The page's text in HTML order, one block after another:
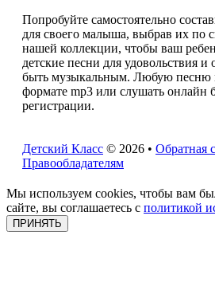
Попробуйте самостоятельно
для своего малыша, выбрав их по
нашей коллекции, чтобы ваш
детские песни для удовольствия
быть музыкальным. Любую песню
формате mp3 или слушать онлайн
регистрации.
Детский Класс © 2026 • Обратная
Правообладателям
Мы используем cookies, чтобы вам
сайте, вы соглашаетесь с политикой
ПРИНЯТЬ